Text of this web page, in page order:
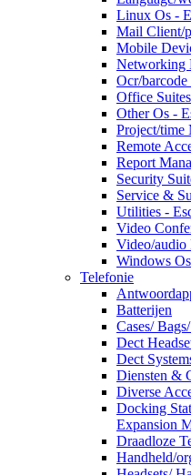
Linux Os -
Mail Client/
Mobile
Networking
Ocr/
Office
Other Os -
Project/time
Remote
Report
Security
Service &
Utilities -
Video
Video/audio
Windows
Telefonie
Batterijen
Cases/
Dect
Dect
Diensten &
Diverse
Docking
Expansion
Draadloze
Handheld/